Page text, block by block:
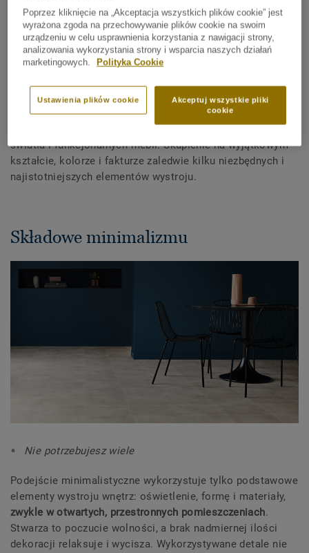
wnętrz.
Minimalistyczna aranżacja wnętrza jest bardzo podobna do
nowoczesnych trendów z zakresu architektury wnętrz i
elementów dekoracyjnych do tworzenia prostych i lekkich
przestrzeni. Prostota, subtelne linie i monochromatyczna
paleta barw. Połączenie surowej powierzchni podłogi,
światła i funkcjonalnych mebli. Skupienie na wyjątkowym
kształcie, kolorze i fakturze zaledwie kilku niezbędnych i
najistotniejszych elementów wystroju.
Składowe minimalizmu
Nie potrzebujesz wiele
Podejście minimalistyczne wykorzystuje tylko podstawowe
elementy wystroju wnętrz: oświetlenie, formę i materiały,
zwykle w otwartych, przestronnych pomieszczeniach.
Stwarza to poczucie wolności, a brak nadmiernej ilości
dekoracji relaksuje i wycisza. Wykorzystywane detale nie
Poprzez kliknięcie na „Akceptacja wszystkich plików cookie” jest
wyrażona zgoda na przechowywanie plików cookie na swoim
urządzeniu w celu usprawnienia korzystania z nawigacji strony,
analizowania wykorzystania strony i wsparcia naszych działań
marketingowych.
Polityka Cookie
Akceptuj wszystkie pliki
cookie
Ustawienia plików cookie